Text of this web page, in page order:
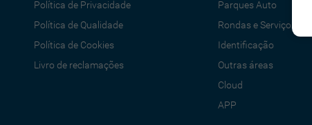
Política de Privacidade
Política de Qualidade
Política de Cookies
Livro de reclamações
Parques Auto
Rondas e Serviços
Identificação
Outras áreas
Cloud
APP